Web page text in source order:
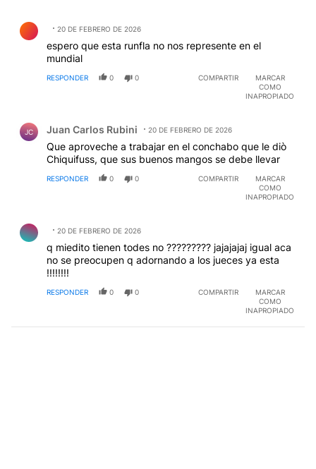
20 DE FEBRERO DE 2026
espero que esta runfla no nos represente en el
mundial
RESPONDER 0 0 COMPARTIR
MARCAR
COMO
INAPROPIADO
JC Juan Carlos Rubini 20 DE FEBRERO DE 2026
Que aproveche a trabajar en el conchabo que le diò
Chiquifuss, que sus buenos mangos se debe llevar
RESPONDER 0 0 COMPARTIR
MARCAR
COMO
INAPROPIADO
20 DE FEBRERO DE 2026
q miedito tienen todes no ????????? jajajajaj igual aca
no se preocupen q adornando a los jueces ya esta
!!!!!!!!
RESPONDER 0 0 COMPARTIR
MARCAR
COMO
INAPROPIADO